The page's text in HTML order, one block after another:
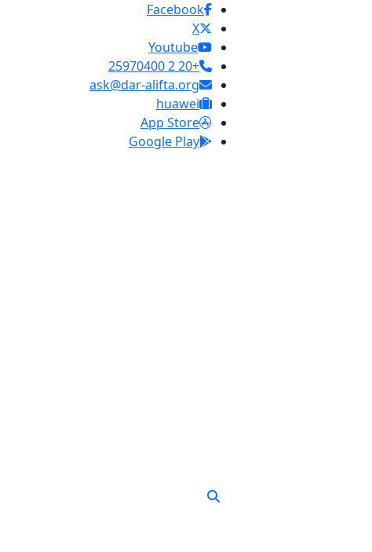
Facebook
X
Youtube
+20 2 25970400
ask@dar-alifta.org
huawei
App Store
Google Play